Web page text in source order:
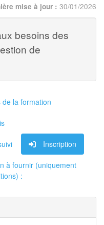
mise à jour : 30/01/2026
besoins des
de
de la formation
Inscription
à fournir (uniquement
: